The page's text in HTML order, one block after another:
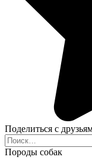
Поделиться с
Search
for:
Породы собак